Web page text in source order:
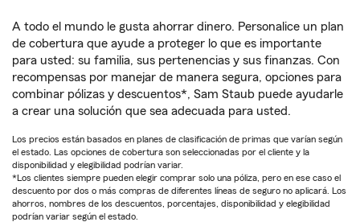
A todo el mundo le gusta ahorrar dinero. Personalice un plan
de cobertura que ayude a proteger lo que es importante
para usted: su familia, sus pertenencias y sus finanzas. Con
recompensas por manejar de manera segura, opciones para
combinar pólizas y descuentos*, Sam Staub puede ayudarle
a crear una solución que sea adecuada para usted.
Los precios están basados en planes de clasificación de primas que varían según
el estado. Las opciones de cobertura son seleccionadas por el cliente y la
disponibilidad y elegibilidad podrían variar.
*Los clientes siempre pueden elegir comprar solo una póliza, pero en ese caso el
descuento por dos o más compras de diferentes líneas de seguro no aplicará. Los
ahorros, nombres de los descuentos, porcentajes, disponibilidad y elegibilidad
podrían variar según el estado.